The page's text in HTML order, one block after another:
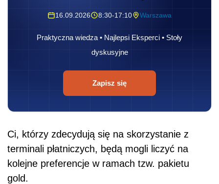
16.09.2026 8:30-17:10 Warszawa
Praktyczna wiedza • Najlepsi Eksperci • Stoły
dyskusyjne
Zapisz się
Ci, którzy zdecydują się na skorzystanie z
terminali płatniczych, będą mogli liczyć na
kolejne preferencje w ramach tzw. pakietu
gold.